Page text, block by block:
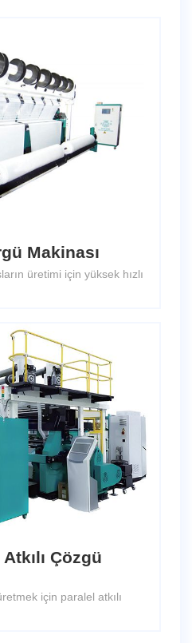
Makinası
üretimi için yüksek hızlı
Çözgü
için paralel atkılı